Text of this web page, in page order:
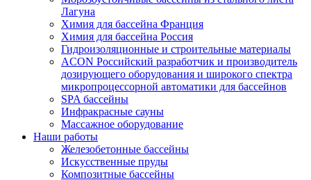
Лагуна
Химия для бассейна Франция
Химия для бассейна Россия
Гидроизоляционные и строительные материалы
ACON Российский разработчик и производитель
дозирующего оборудования и широкого спектра
микропроцессорной автоматики для бассейнов
SPA бассейны
Инфракрасные сауны
Массажное оборудование
Наши работы
Железобетонные бассейны
Искусственные пруды
Композитные бассейны